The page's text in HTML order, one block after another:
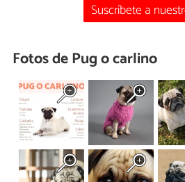
Suscríbete a
Fotos de Pug o carlino